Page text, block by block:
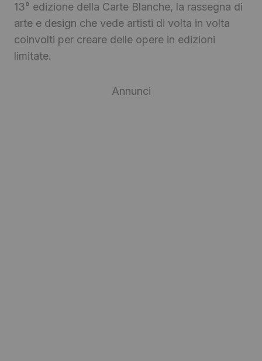
13° edizione della Carte Blanche, la rassegna di
arte e design che vede artisti di volta in volta
coinvolti per creare delle opere in edizioni
limitate.
Annunci